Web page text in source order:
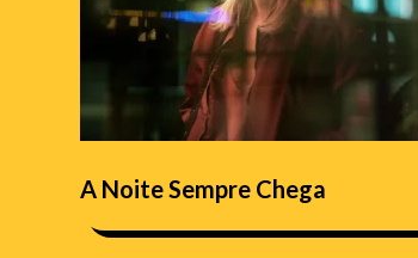
A Noite Sempre Chega